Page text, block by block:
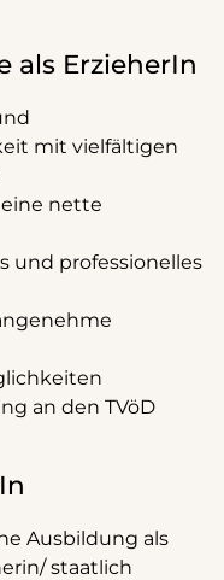
als ErzieherIn
mit vielfältigen
nette
und professionelles
an den TVöD
Ausbildung als
staatlich